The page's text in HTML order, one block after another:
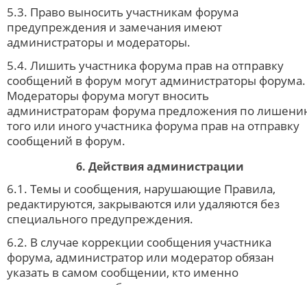
5.3. Право выносить участникам форума
предупреждения и замечания имеют
администраторы и модераторы.
5.4. Лишить участника форума прав на отправку
сообщений в форум могут администраторы форума.
Модераторы форума могут вносить
администраторам форума предложения по
того или иного участника форума прав на отправку
сообщений в форум.
6. Действия администрации
6.1. Темы и сообщения, нарушающие Правила,
редактируются, закрываются или удаляются без
специального предупреждения.
6.2. В случае коррекции сообщения участника
форума, администратор или модератор обязан
указать в самом сообщении, кто именно